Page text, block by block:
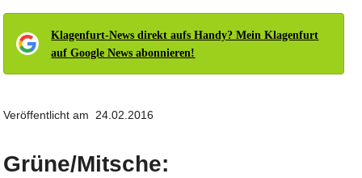
Klagenfurt-News direkt aufs Handy? Mein Klagenfurt
auf Google News abonnieren!
Veröffentlicht am 24.02.2016
Grüne/Mitsche: